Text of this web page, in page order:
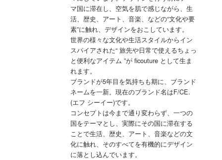
マ国に滞在し、空気を肌で感じながら、生
活、歴史、アート、音楽、などの“文化や要
素”に触れ、デザインをおこしています。
世界の様々な文化や生活スタイルからイン
スパイアされた“ 旅先や日常で使えるちょっ
と便利なアイテム ”が ficouture として生ま
れます。
ブランドが5年目を気持ちも期に、ブランド
ネームを一新。現在のブランド名はF/CE.
(エフ シーイー)です。
コンセプトは今まで通り変わらず、一つの
国をテーマとし、実際にその国に滞在する
ことで生活、歴史、アート、音楽などの文
化に触れ、そのすべてを有機的にデザイン
に落とし込んでいます。